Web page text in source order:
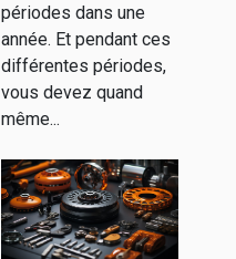
périodes dans une
année. Et pendant ces
différentes périodes,
vous devez quand
même...